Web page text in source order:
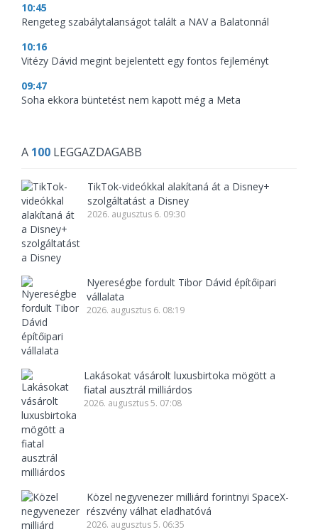
10:45
Rengeteg szabálytalanságot talált a NAV a Balatonnál
10:16
Vitézy Dávid megint bejelentett egy fontos fejleményt
09:47
Soha ekkora büntetést nem kapott még a Meta
A 100 LEGGAZDAGABB
TikTok-videókkal alakítaná át a Disney+
szolgáltatást a Disney
2026. augusztus 6. 09:30
Nyereségbe fordult Tibor Dávid építőipari
vállalata
2026. augusztus 6. 08:19
Lakásokat vásárolt luxusbirtoka mögött a
fiatal ausztrál milliárdos
2026. augusztus 5. 07:08
Közel negyvenezer milliárd forintnyi SpaceX-
részvény válhat eladhatóvá
2026. augusztus 5. 06:35